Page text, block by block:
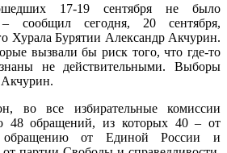
17-19 сентября не было
сообщил сегодня, 20 сентября,
Хурала Бурятии Александр Акчурин.
вызвали бы риск того, что где-то
не действительными. Выборы
Акчурин.
во все избирательные комиссии
48 обращений, из которых 40 – от
от Единой России и